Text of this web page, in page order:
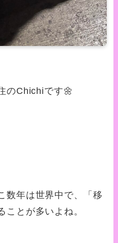
のChichiです🌼
数年は世界中で、「移
ことが多いよね。